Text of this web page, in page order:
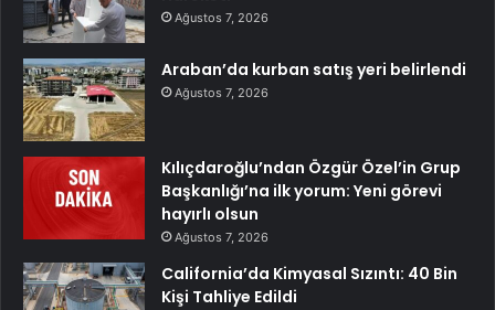
Ağustos 7, 2026
Araban’da kurban satış yeri belirlendi
Ağustos 7, 2026
Kılıçdaroğlu’ndan Özgür Özel’in Grup
Başkanlığı’na ilk yorum: Yeni görevi
hayırlı olsun
Ağustos 7, 2026
California’da Kimyasal Sızıntı: 40 Bin
Kişi Tahliye Edildi